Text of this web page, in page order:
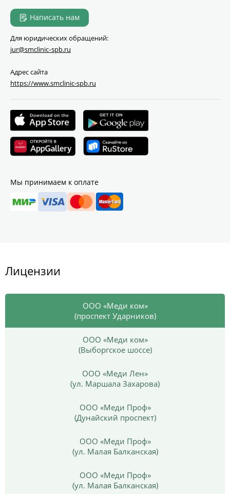
Написать нам
Для юридических обращений:
jur@smclinic‑spb.ru
Адрес сайта
https://www.smclinic-spb.ru
Мы принимаем к оплате
Лицензии
ООО «Меди ком»
(проспект Ударников)
ООО «Меди ком»
(Выборгское шоссе)
ООО «Меди Лен»
(ул. Маршала Захарова)
ООО «Меди Проф»
(Дунайский проспект)
ООО «Меди Проф»
(ул. Малая Балканская)
ООО «Меди Проф»
(ул. Малая Балканская)